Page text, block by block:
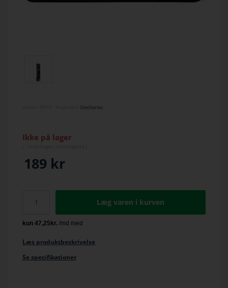
SteelSeries
Ikke på lager
189 kr
Læg varen i kurven
Læs produktbeskrivelse
Se specifikationer